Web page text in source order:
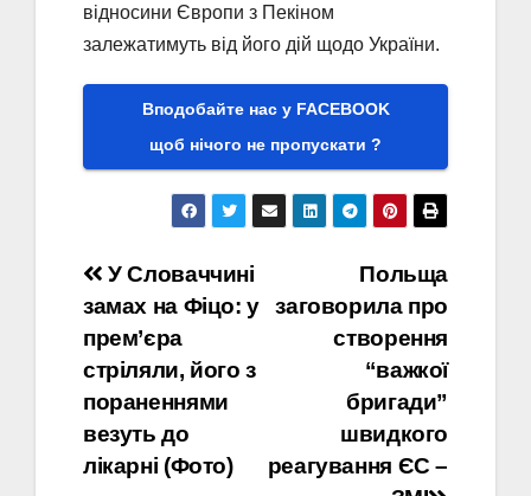
відносини Європи з Пекіном
залежатимуть від його дій щодо України.
Вподобайте нас у FACEBOOK
щоб нічого не пропускати ?
Навігація
записів
Польща
заговорила про
створення
“важкої
бригади”
швидкого
реагування ЄС –
У Словаччині
замах на Фіцо: у
прем’єра
стріляли, його з
пораненнями
везуть до
лікарні (Фото)